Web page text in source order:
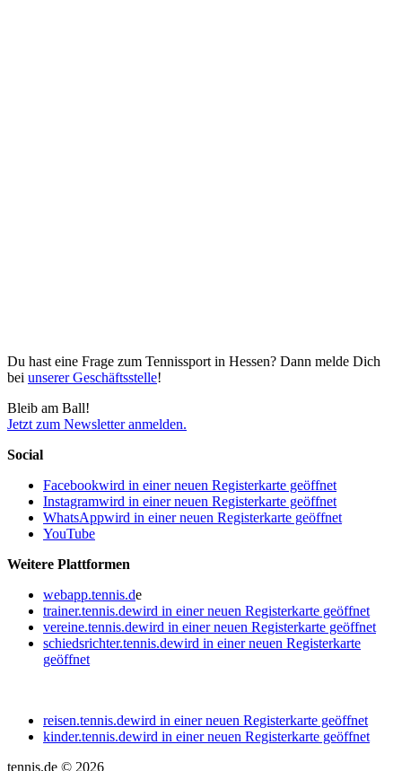
Du hast eine Frage zum Tennissport in Hessen? Dann melde Dich
bei unserer Geschäftsstelle!
Bleib am Ball!
Jetzt zum Newsletter anmelden.
Social
Facebookwird in einer neuen Registerkarte geöffnet
Instagramwird in einer neuen Registerkarte geöffnet
WhatsAppwird in einer neuen Registerkarte geöffnet
YouTube
Weitere Plattformen
webapp.tennis.de
trainer.tennis.dewird in einer neuen Registerkarte geöffnet
vereine.tennis.dewird in einer neuen Registerkarte geöffnet
schiedsrichter.tennis.dewird in einer neuen Registerkarte
geöffnet
reisen.tennis.dewird in einer neuen Registerkarte geöffnet
kinder.tennis.dewird in einer neuen Registerkarte geöffnet
tennis.de © 2026